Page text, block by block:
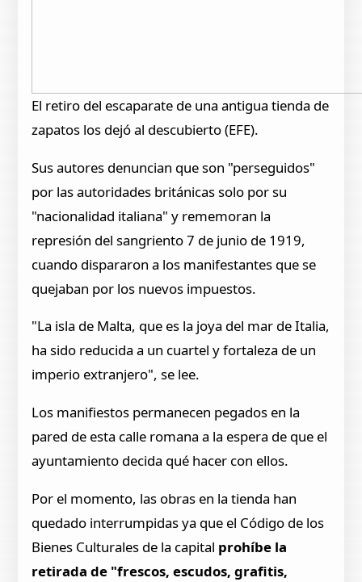
El retiro del escaparate de una antigua tienda de
zapatos los dejó al descubierto (EFE).
Sus autores denuncian que son "perseguidos"
por las autoridades británicas solo por su
"nacionalidad italiana" y rememoran la
represión del sangriento 7 de junio de 1919,
cuando dispararon a los manifestantes que se
quejaban por los nuevos impuestos.
"La isla de Malta, que es la joya del mar de Italia,
ha sido reducida a un cuartel y fortaleza de un
imperio extranjero", se lee.
Los manifiestos permanecen pegados en la
pared de esta calle romana a la espera de que el
ayuntamiento decida qué hacer con ellos.
Por el momento, las obras en la tienda han
quedado interrumpidas ya que el Código de los
Bienes Culturales de la capital prohíbe la
retirada de "frescos, escudos, grafitis,